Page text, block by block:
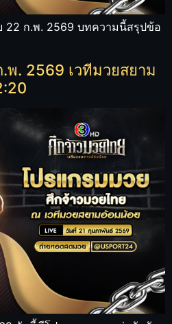
22 ก.พ. 2569 บทความนี้สรุปข้อ
พ. 2569 เวทีมวยสยาม